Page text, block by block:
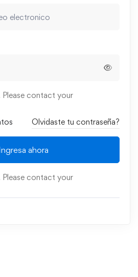
contact your
Olvidaste tu contraseña?
ahora
contact your